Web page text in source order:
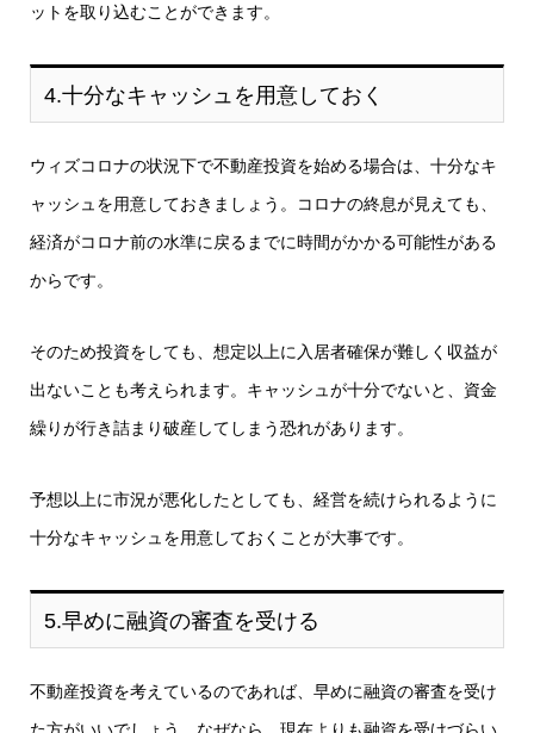
ットを取り込むことができます。
4.十分なキャッシュを用意しておく
ウィズコロナの状況下で不動産投資を始める場合は、十分なキ
ャッシュを用意しておきましょう。コロナの終息が見えても、
経済がコロナ前の水準に戻るまでに時間がかかる可能性がある
からです。
そのため投資をしても、想定以上に入居者確保が難しく収益が
出ないことも考えられます。キャッシュが十分でないと、資金
繰りが行き詰まり破産してしまう恐れがあります。
予想以上に市況が悪化したとしても、経営を続けられるように
十分なキャッシュを用意しておくことが大事です。
5.早めに融資の審査を受ける
不動産投資を考えているのであれば、早めに融資の審査を受け